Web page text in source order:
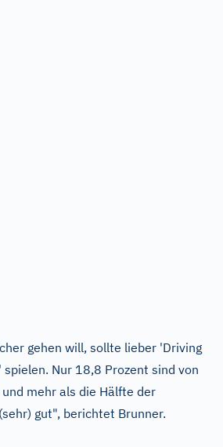
gehen will, sollte lieber 'Driving
Nur 18,8 Prozent sind von
mehr als die Hälfte der
gut", berichtet Brunner.